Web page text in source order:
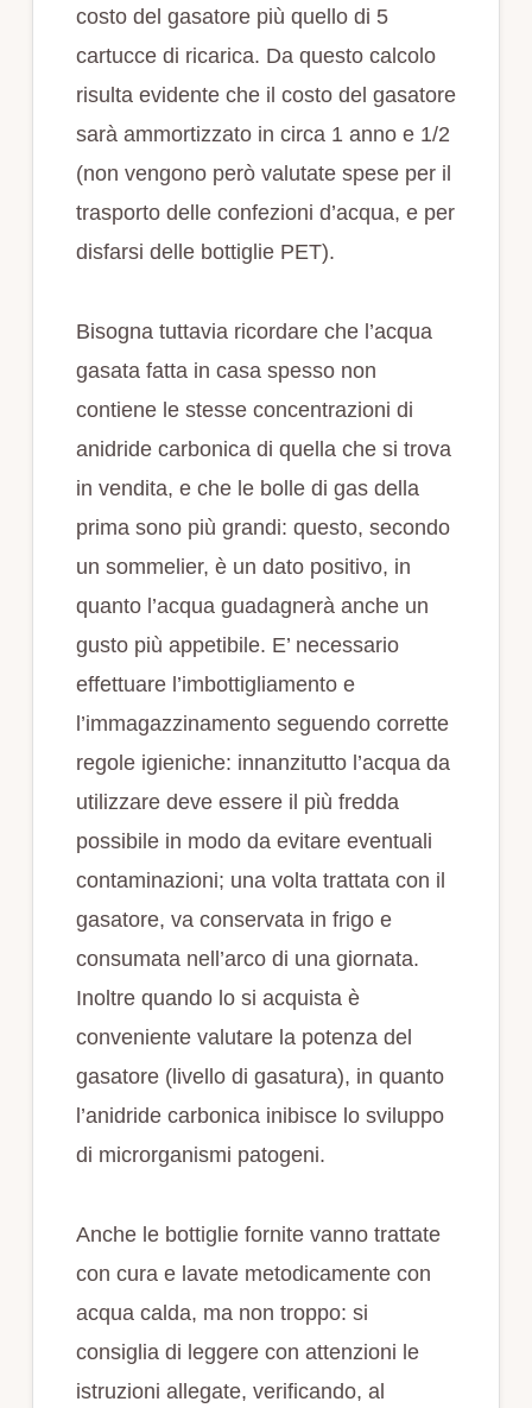
costo del gasatore più quello di 5
cartucce di ricarica. Da questo calcolo
risulta evidente che il costo del gasatore
sarà ammortizzato in circa 1 anno e 1/2
(non vengono però valutate spese per il
trasporto delle confezioni d’acqua, e per
disfarsi delle bottiglie PET).
Bisogna tuttavia ricordare che l’acqua
gasata fatta in casa spesso non
contiene le stesse concentrazioni di
anidride carbonica di quella che si trova
in vendita, e che le bolle di gas della
prima sono più grandi: questo, secondo
un sommelier, è un dato positivo, in
quanto l’acqua guadagnerà anche un
gusto più appetibile. E’ necessario
effettuare l’imbottigliamento e
l’immagazzinamento seguendo corrette
regole igieniche: innanzitutto l’acqua da
utilizzare deve essere il più fredda
possibile in modo da evitare eventuali
contaminazioni; una volta trattata con il
gasatore, va conservata in frigo e
consumata nell’arco di una giornata.
Inoltre quando lo si acquista è
conveniente valutare la potenza del
gasatore (livello di gasatura), in quanto
l’anidride carbonica inibisce lo sviluppo
di microrganismi patogeni.
Anche le bottiglie fornite vanno trattate
con cura e lavate metodicamente con
acqua calda, ma non troppo: si
consiglia di leggere con attenzioni le
istruzioni allegate, verificando, al